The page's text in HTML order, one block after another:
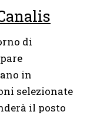
di
in
selezionate
il posto